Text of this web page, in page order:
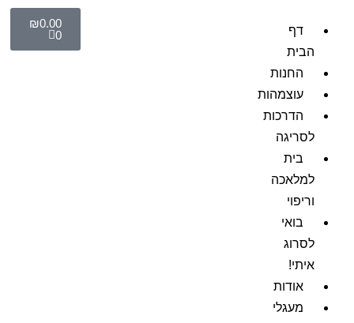
דף
הבית
החנות
עוצמהות
הדרכות
לסריגה
בית
למלאכה
וריפוי
בואי
לסרוג
איתי!
אודות
מעגלי
₪0.00
0